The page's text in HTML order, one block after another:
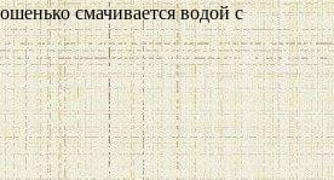
смачивается водой с